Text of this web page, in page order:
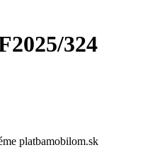
324
platbamobilom.sk